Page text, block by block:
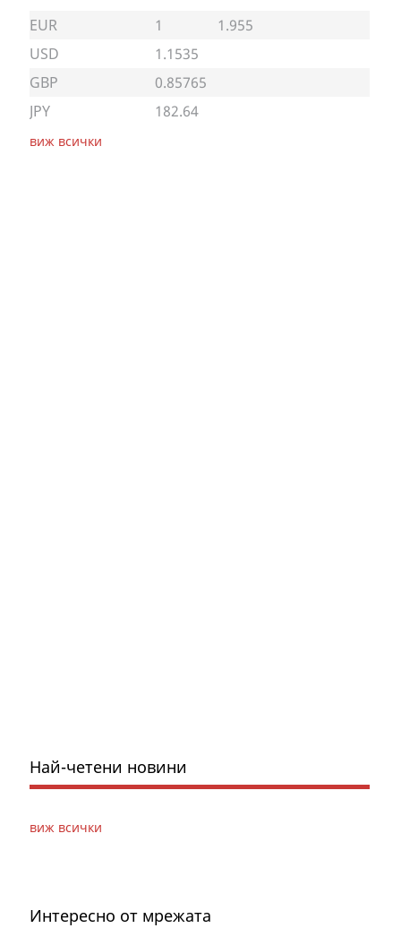
EUR 1
1.955
USD
1.1535
GBP
0.85765
JPY
182.64
виж всички
Най-четени новини
виж всички
Интересно от мрежата